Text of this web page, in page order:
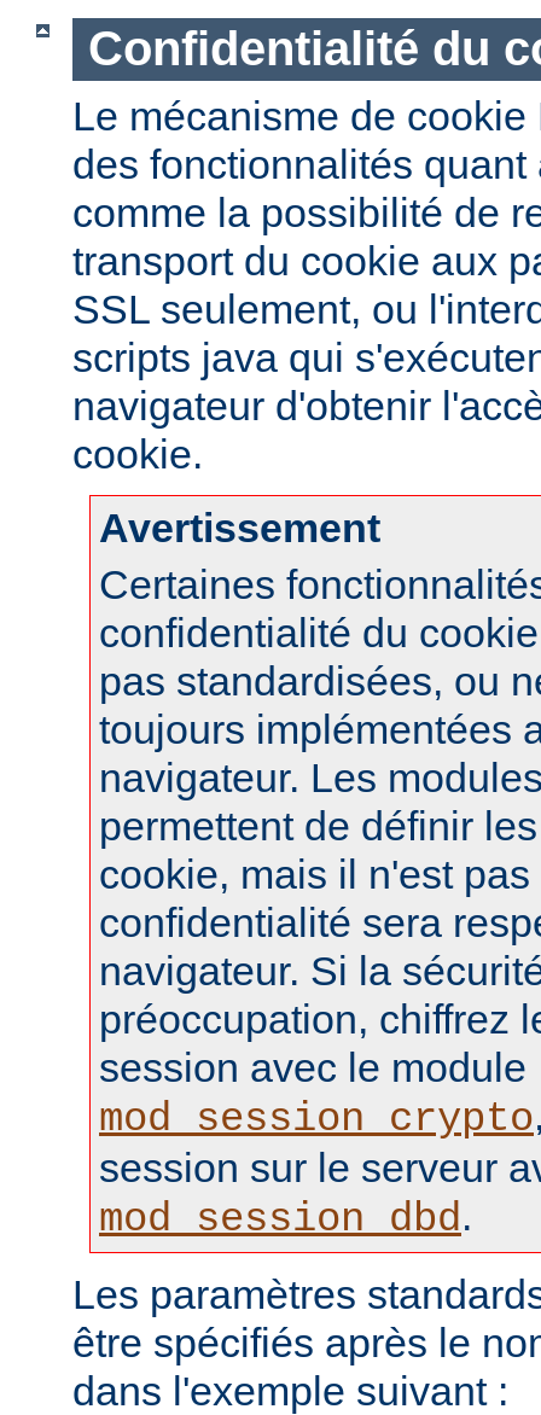
Confidentialité du
Le mécanisme de
des fonctionnalités
comme la possibilité de
transport du cookie aux
SSL seulement, ou
scripts java qui
navigateur d'obtenir
cookie.
Avertissement
Certaines
confidentialité du
pas standardisées, ou
toujours implémentées
navigateur. Les
permettent de définir
cookie, mais il n'est
confidentialité sera
navigateur. Si la
préoccupation, chiffrez
session avec le module
mod_session_crypto
session sur le serveur
mod_session_dbd.
Les paramètres
être spécifiés après le
dans l'exemple suivant :